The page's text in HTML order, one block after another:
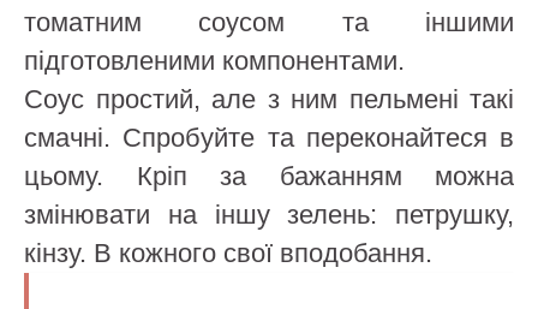
томатним соусом та іншими
підготовленими компонентами.
Соус простий, але з ним пельмені такі
смачні. Спробуйте та переконайтеся в
цьому. Кріп за бажанням можна
змінювати на іншу зелень: петрушку,
кінзу. В кожного свої вподобання.